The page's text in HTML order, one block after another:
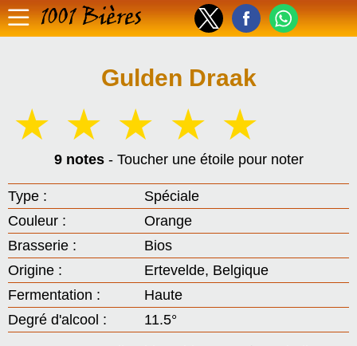
1001 Bières
Gulden Draak
☆
☆
☆
☆
☆
9 notes- Toucher une étoile pour noter
Type :
Spéciale
Couleur :
Orange
Brasserie :
Bios
Origine :
Ertevelde, Belgique
Fermentation :
Haute
Degré d'alcool :
11.5°